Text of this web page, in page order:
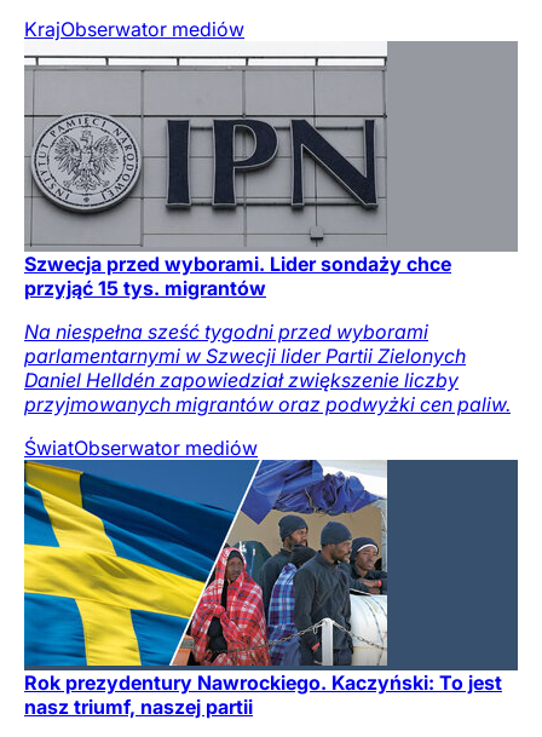
KrajObserwator mediów
Szwecja przed wyborami. Lider sondaży chce
przyjąć 15 tys. migrantów
Na niespełna sześć tygodni przed wyborami
parlamentarnymi w Szwecji lider Partii Zielonych
Daniel Helldén zapowiedział zwiększenie liczby
przyjmowanych migrantów oraz podwyżki cen paliw.
ŚwiatObserwator mediów
Rok prezydentury Nawrockiego. Kaczyński: To jest
nasz triumf, naszej partii